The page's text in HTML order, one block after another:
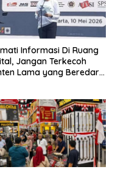
Informasi Di Ruang
Jangan Terkecoh
Lama yang Beredar